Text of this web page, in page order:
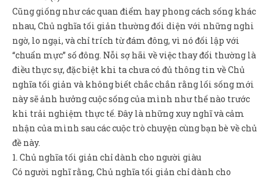
Sản Phẩm
Giúp đỡ
Liên hệ
Cũng giống như các quan điểm hay phong cách sống khác
nhau, Chủ nghĩa tối giản thường đối diện với những nghi
ngờ, lo ngại, và chỉ trích từ đám đông, vì nó đối lập với
“chuẩn mực” số đông. Nỗi sợ hãi về việc thay đổi thường là
điều thực sự, đặc biệt khi ta chưa có đủ thông tin về Chủ
nghĩa tối giản và không biết chắc chắn rằng lối sống mới
này sẽ ảnh hưởng cuộc sống của mình như thế nào trước
khi trải nghiệm thực tế. Đây là những xuy nghĩ và cảm
nhận của mình sau các cuộc trò chuyện cùng bạn bè về chủ
đề này.
1. Chủ nghĩa tối giản chỉ dành cho người giàu
Có người nghĩ rằng, Chủ nghĩa tối giản chỉ dành cho